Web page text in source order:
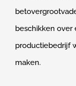
beschikken
productiebedrijf
maken.